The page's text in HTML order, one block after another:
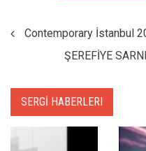
Contemporary İstanbul
ŞEREFİYE
SERGİ HABERLERI